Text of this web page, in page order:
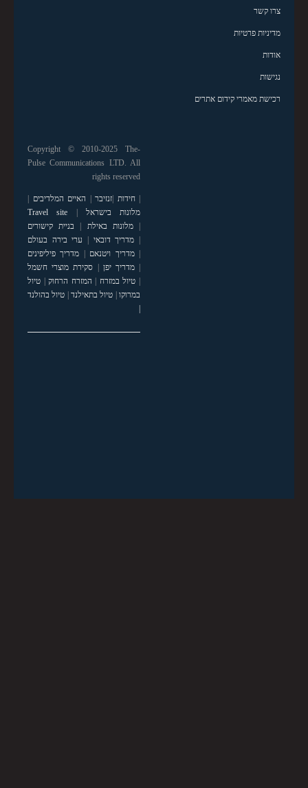
צרו קשר
מדיניות פרטיות
אודות
נגישות
רכישת מאמרי קידום אתרים
Copyright © 2010-2025 The-
Pulse Communications LTD. All
rights reserved
|חידות |זנזיבר | האיים המלדיבים |
מלונות בישראל |
Travel site
|מלונות באילת | בניית קישורים
| מדריך דובאי | ערי בירה בעולם
|מדריך ויטנאם | מדריך פיליפינים
|מדריך יפן | סקירת מוצרי חשמל
| טיול במזרח | המזרח הרחוק| טיול
במרוקו| טיול בתאילנד| טיול בהולנד
|